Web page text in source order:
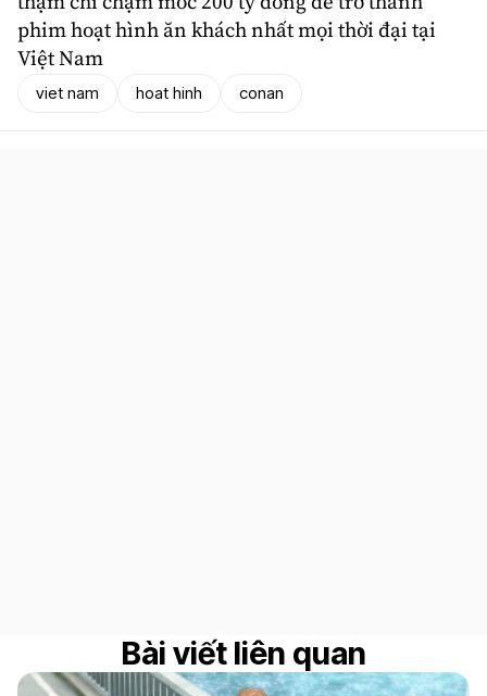
phim hoạt hình ăn khách nhất mọi thời đại tại
Việt Nam
viet nam hoat hinh conan
Bài viết liên quan